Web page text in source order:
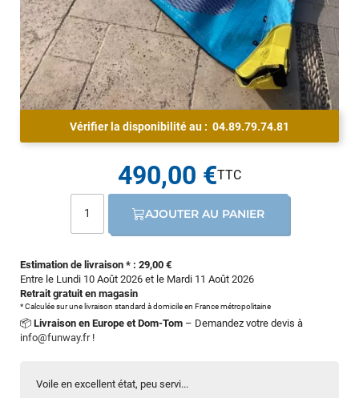
Voile en excellent état, peu servi...
Vérifier la disponibilité au : 04.89.79.74.81
Estimation de livraison * : 29,00 €
Entre le Lundi 10 Août 2026 et le Mardi 11 Août 2026
Retrait gratuit en magasin
* Calculée sur une livraison standard à domicile en France métropolitaine
📦 Livraison en Europe et Dom-Tom – Demandez votre devis à
info@funway.fr!
490,00 €
AJOUTER AU PANIER